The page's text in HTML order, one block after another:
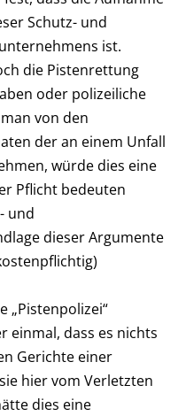
Schutz- und
ist.
die Pistenrettung
oder polizeiliche
von den
der an einem Unfall
würde dies eine
Pflicht bedeuten
und
dieser Argumente
„Pistenpolizei“
einmal, dass es nichts
Gerichte einer
hier vom Verletzten
dies eine